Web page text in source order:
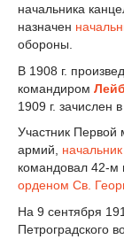
начальника
назначен
обороны.
В 1908 г.
командиром
1909 г. зачислен
Участник Первой
армий, начальник
командовал 42-м
орденом Св.
На 9 сентября
Петроградского